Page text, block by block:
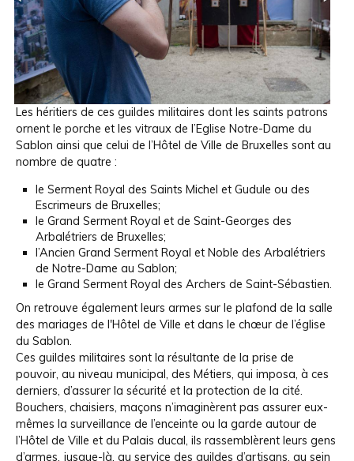
Les héritiers de ces guildes militaires dont les saints patrons
ornent le porche et les vitraux de l’Eglise Notre-Dame du
Sablon ainsi que celui de l’Hôtel de Ville de Bruxelles sont au
nombre de quatre :
le Serment Royal des Saints Michel et Gudule ou des
Escrimeurs de Bruxelles;
le Grand Serment Royal et de Saint-Georges des
Arbalétriers de Bruxelles;
l’Ancien Grand Serment Royal et Noble des Arbalétriers
de Notre-Dame au Sablon;
le Grand Serment Royal des Archers de Saint-Sébastien.
On retrouve également leurs armes sur le plafond de la salle
des mariages de l'Hôtel de Ville et dans le chœur de l’église
du Sablon.
Ces guildes militaires sont la résultante de la prise de
pouvoir, au niveau municipal, des Métiers, qui imposa, à ces
derniers, d’assurer la sécurité et la protection de la cité.
Bouchers, chaisiers, maçons n’imaginèrent pas assurer eux-
mêmes la surveillance de l’enceinte ou la garde autour de
l’Hôtel de Ville et du Palais ducal, ils rassemblèrent leurs gens
d’armes, jusque-là, au service des guildes d’artisans, au sein